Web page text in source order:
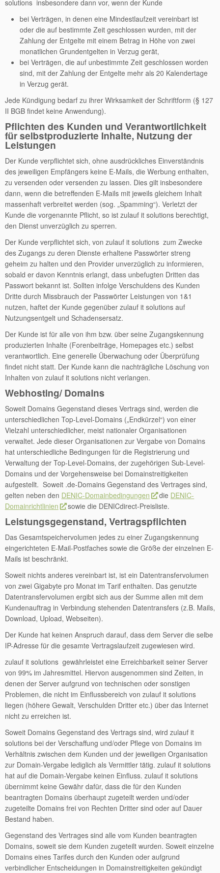
solutions insbesondere dann vor, wenn der Kunde
bei Verträgen, in denen eine Mindestlaufzeit vereinbart ist
oder die auf bestimmte Zeit geschlossen wurden, mit der
Zahlung der Entgelte mit einem Betrag in Höhe von zwei
monatlichen Grundentgelten in Verzug gerät,
bei Verträgen, die auf unbestimmte Zeit geschlossen worden
sind, mit der Zahlung der Entgelte mehr als 20 Kalendertage
in Verzug gerät.
Jede Kündigung bedarf zu ihrer Wirksamkeit der Schriftform (§ 127
II BGB findet keine Anwendung).
Pflichten des Kunden und Verantwortlichkeit
für selbstproduzierte Inhalte, Nutzung der
Leistungen
Der Kunde verpflichtet sich, ohne ausdrückliches Einverständnis
des jeweiligen Empfängers keine E-Mails, die Werbung enthalten,
zu versenden oder versenden zu lassen. Dies gilt insbesondere
dann, wenn die betreffenden E-Mails mit jeweils gleichem Inhalt
massenhaft verbreitet werden (sog. „Spamming“). Verletzt der
Kunde die vorgenannte Pflicht, so ist zulauf it solutions berechtigt,
den Dienst unverzüglich zu sperren.
Der Kunde verpflichtet sich, von zulauf it solutions zum Zwecke
des Zugangs zu deren Dienste erhaltene Passwörter streng
geheim zu halten und den Provider unverzüglich zu informieren,
sobald er davon Kenntnis erlangt, dass unbefugten Dritten das
Passwort bekannt ist. Sollten infolge Verschuldens des Kunden
Dritte durch Missbrauch der Passwörter Leistungen von 1&1
nutzen, haftet der Kunde gegenüber zulauf it solutions auf
Nutzungsentgelt und Schadensersatz.
Der Kunde ist für alle von ihm bzw. über seine Zugangskennung
produzierten Inhalte (Forenbeiträge, Homepages etc.) selbst
verantwortlich. Eine generelle Überwachung oder Überprüfung
findet nicht statt. Der Kunde kann die nachträgliche Löschung von
Inhalten von zulauf it solutions nicht verlangen.
Webhosting/ Domains
Soweit Domains Gegenstand dieses Vertrags sind, werden die
unterschiedlichen Top-Level-Domains („Endkürzel“) von einer
Vielzahl unterschiedlicher, meist nationaler Organisationen
verwaltet. Jede dieser Organisationen zur Vergabe von Domains
hat unterschiedliche Bedingungen für die Registrierung und
Verwaltung der Top-Level-Domains, der zugehörigen Sub-Level-
Domains und der Vorgehensweise bei Domainstreitigkeiten
aufgestellt. Soweit .de-Domains Gegenstand des Vertrages sind,
gelten neben den DENIC-Domainbedingungen die DENIC-
Domainrichtlinien
sowie die DENICdirect-Preisliste.
Leistungsgegenstand, Vertragspflichten
Das Gesamtspeichervolumen jedes zu einer Zugangskennung
eingerichteten E-Mail-Postfaches sowie die Größe der einzelnen E-
Mails ist beschränkt.
Soweit nichts anderes vereinbart ist, ist ein Datentransfervolumen
von zwei Gigabyte pro Monat im Tarif enthalten. Das genutzte
Datentransfervolumen ergibt sich aus der Summe allen mit dem
Kundenauftrag in Verbindung stehenden Datentransfers (z.B. Mails,
Download, Upload, Webseiten).
Der Kunde hat keinen Anspruch darauf, dass dem Server die selbe
IP-Adresse für die gesamte Vertragslaufzeit zugewiesen wird.
zulauf it solutions gewährleistet eine Erreichbarkeit seiner Server
von 99% im Jahresmittel. Hiervon ausgenommen sind Zeiten, in
denen der Server aufgrund von technischen oder sonstigen
Problemen, die nicht im Einflussbereich von zulauf it solutions
liegen (höhere Gewalt, Verschulden Dritter etc.) über das Internet
nicht zu erreichen ist.
Soweit Domains Gegenstand des Vertrags sind, wird zulauf it
solutions bei der Verschaffung und/oder Pflege von Domains im
Verhältnis zwischen dem Kunden und der jeweiligen Organisation
zur Domain-Vergabe lediglich als Vermittler tätig. zulauf it solutions
hat auf die Domain-Vergabe keinen Einfluss. zulauf it solutions
übernimmt keine Gewähr dafür, dass die für den Kunden
beantragten Domains überhaupt zugeteilt werden und/oder
zugeteilte Domains frei von Rechten Dritter sind oder auf Dauer
Bestand haben.
Gegenstand des Vertrages sind alle vom Kunden beantragten
Domains, soweit sie dem Kunden zugeteilt wurden. Soweit einzelne
Domains eines Tarifes durch den Kunden oder aufgrund
verbindlicher Entscheidungen in Domainstreitigkeiten gekündigt